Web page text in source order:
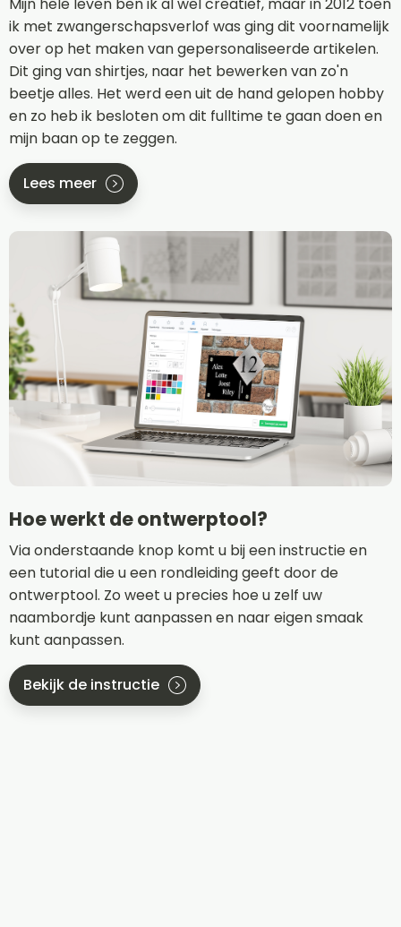
ik met zwangerschapsverlof was ging dit voornamelijk
over op het maken van gepersonaliseerde artikelen.
Dit ging van shirtjes, naar het bewerken van zo'n
beetje alles. Het werd een uit de hand gelopen hobby
en zo heb ik besloten om dit fulltime te gaan doen en
mijn baan op te zeggen.
Lees meer
Hoe werkt de ontwerptool?
Via onderstaande knop komt u bij een instructie en
een tutorial die u een rondleiding geeft door de
ontwerptool. Zo weet u precies hoe u zelf uw
naambordje kunt aanpassen en naar eigen smaak
kunt aanpassen.
Bekijk de instructie